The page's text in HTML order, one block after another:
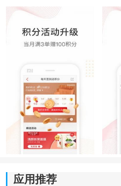
1)通过领取优惠券和分享好物
2)除了省钱，还让你轻松赚钱
3)为你提供了全新的线上购物
上购物的乐趣。
4)购买心仪商品后，能够以快
手中。
应用推荐